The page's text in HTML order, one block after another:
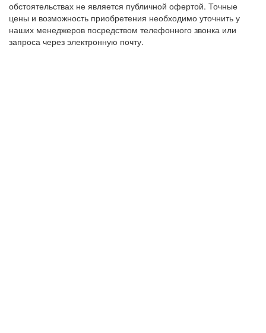
обстоятельствах не является публичной офертой. Точные
цены и возможность приобретения необходимо уточнить у
наших менеджеров посредством телефонного звонка или
запроса через электронную почту.